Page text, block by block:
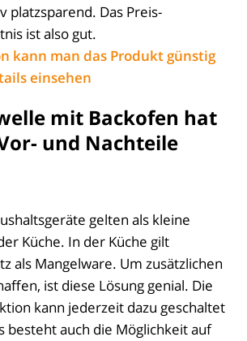
platzsparend. Das Preis-
ist also gut.
kann man das Produkt günstig
einsehen
mit Backofen hat
und Nachteile
gelten als kleine
Küche. In der Küche gilt
als Mangelware. Um zusätzlichen
ist diese Lösung genial. Die
kann jederzeit dazu geschaltet
besteht auch die Möglichkeit auf